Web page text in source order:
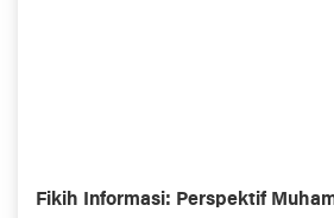
Fikih Informasi: Perspektif